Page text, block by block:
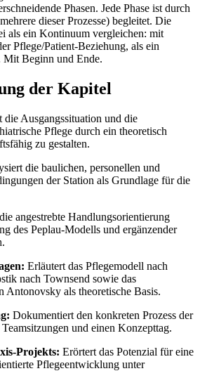
Phasen. Jede Phase ist durch
dieser Prozesse) begleitet. Die
als ein Kontinuum vergleichen: mit
Pflege/Patient-Beziehung, als ein
Mit Beginn und Ende.
der Kapitel
die Ausgangssituation und die
Pflege durch ein theoretisch
zu gestalten.
die baulichen, personellen und
der Station als Grundlage für die
angestrebte Handlungsorientierung
des Peplau-Modells und ergänzender
Erläutert das Pflegemodell nach
nach Townsend sowie das
Antonovsky als theoretische Basis.
Dokumentiert den konkreten Prozess der
und einen Konzepttag.
Projekts: Erörtert das Potenzial für eine
Pflegeentwicklung unter